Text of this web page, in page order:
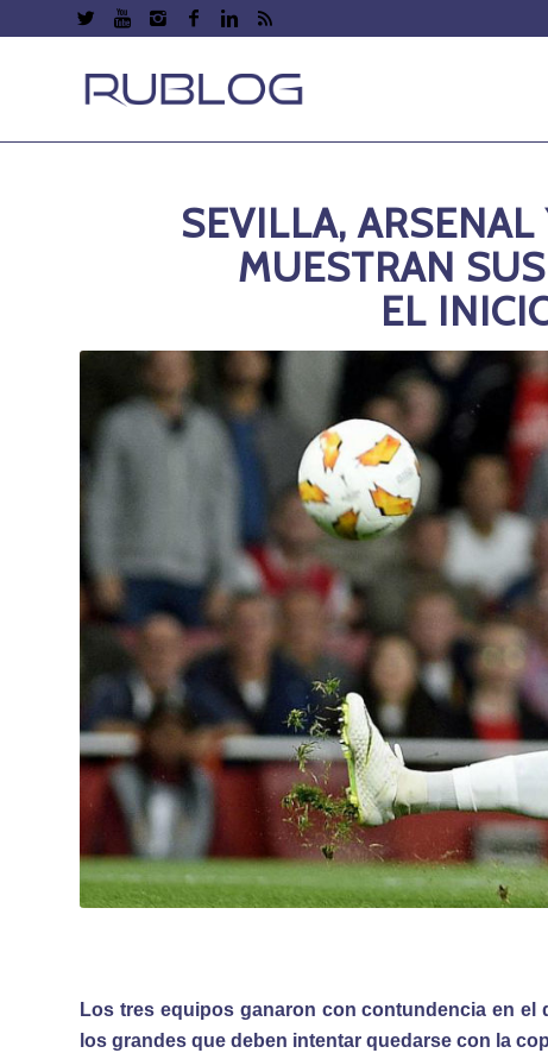
SEVILLA,
MUESTRAN
EL
Los tres equipos ganaron con contundencia en
los grandes que deben intentar quedarse con la